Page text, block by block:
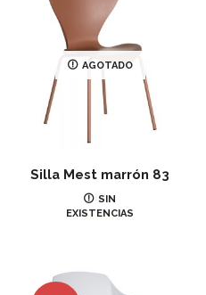
AGOTADO
Silla Mest marrón 83
IR
€49.90
SIN
EXISTENCIAS